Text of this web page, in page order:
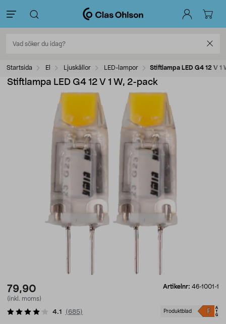
Startsida El Ljuskällor LED-lampor Stiftlampa LED G4 12 V 1
Stiftlampa LED G4 12 V 1 W, 2-pack
79,90
(inkl. moms)
Artikelnr: 46-1001-1
Produktblad
4.1 (685)